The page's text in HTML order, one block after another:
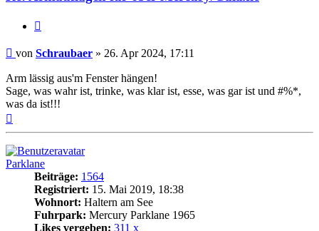
Beitrag
von Schraubaer » 26. Apr 2024, 17:11
Arm lässig aus'm Fenster hängen!
Sage, was wahr ist, trinke, was klar ist, esse, was gar ist und #%*,
was da ist!!!
Parklane
Beiträge: 1564
Registriert: 15. Mai 2019, 18:38
Wohnort: Haltern am See
Fuhrpark: Mercury Parklane 1965
Likes vergeben: 311 x